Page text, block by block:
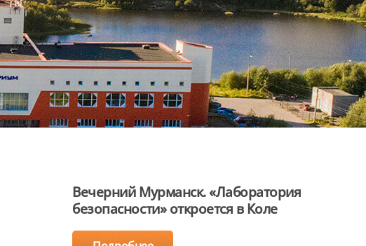
Вечерний Мурманск. «Лаборатория
безопасности» откроется в Коле